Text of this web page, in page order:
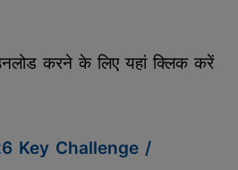
करने के लिए यहां क्लिक करें
Key Challenge /